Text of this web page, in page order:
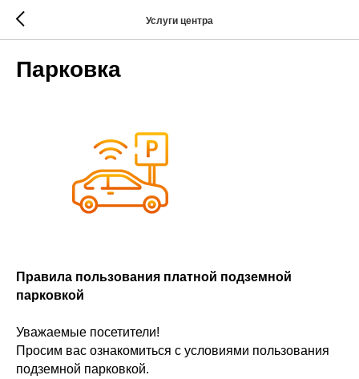
Услуги центра
Парковка
Правила пользования платной подземной
парковкой
Уважаемые посетители!
Просим вас ознакомиться с условиями пользования
подземной парковкой.